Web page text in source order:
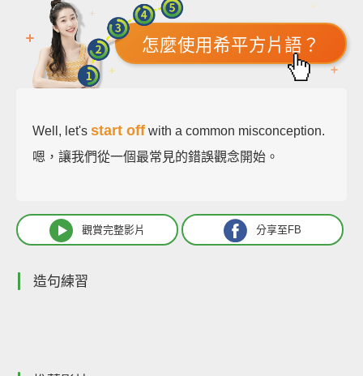
怎麼使用希平方片語？
Well, let's start off with a common misconception.
嗯，讓我們從一個最常見的錯誤觀念開始。
觀賞完整影片 分享至FB
造句練習